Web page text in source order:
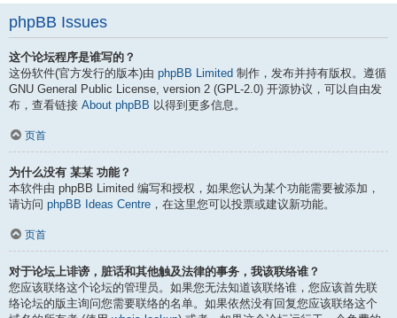
phpBB Issues
这个论坛程序是谁写的？
这份软件(官方发行的版本)由 phpBB Limited 制作，发布并持有版权。遵循
GNU General Public License, version 2 (GPL-2.0) 开源协议，可以自由发
布，查看链接 About phpBB 以得到更多信息。
页首
为什么没有 某某 功能？
本软件由 phpBB Limited 编写和授权，如果您认为某个功能需要被添加，
请访问 phpBB Ideas Centre ，在这里您可以投票或建议新功能。
页首
对于论坛上诽谤，脏话和其他触及法律的事务，我该联络谁？
您应该联络这个论坛的管理员。如果您无法知道该联络谁，您应该首先联
络论坛的版主询问您需要联络的名单。如果依然没有回复您应该联络这个